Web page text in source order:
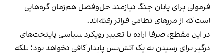
فرمولی برای پایان جنگ نیازمند حل‌وفصل هم‌زمان گره‌هایی
است که از مرزهای نظامی فراتر رفته‌اند.
در این مقطع، صرفا اراده یا تغییر رویکرد سیاسی پایتخت‌های
درگیر برای رسیدن به یک آتش‌بس پایدار کافی نخواهد بود؛ بلکه